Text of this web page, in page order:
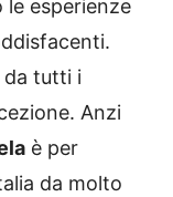
esperienze
da tutti i
Anzi
è per
da molto